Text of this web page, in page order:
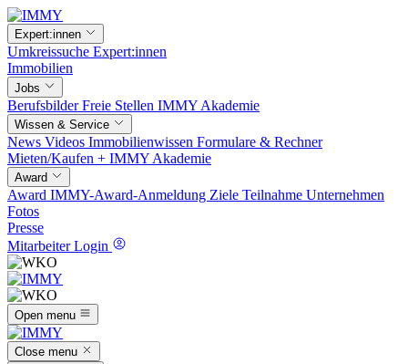
Expert:innen
Umkreissuche Expert:innen
Immobilien
Jobs
BerufsbilderFreie Stellen IMMY Akademie
Wissen & Service
News Videos Immobilienwissen Formulare & Rechner
Mieten/Kaufen + IMMY Akademie
Award
Award IMMY-Award-Anmeldung Ziele Teilnahme Unternehmen
Fotos
Presse
Mitarbeiter Login
Open menu
Close menu